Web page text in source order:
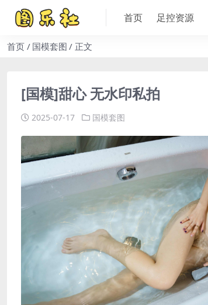
首页 足控资源
首页 国模套图 正文
[国模]甜心 无水印私拍
2025-07-17 国模套图